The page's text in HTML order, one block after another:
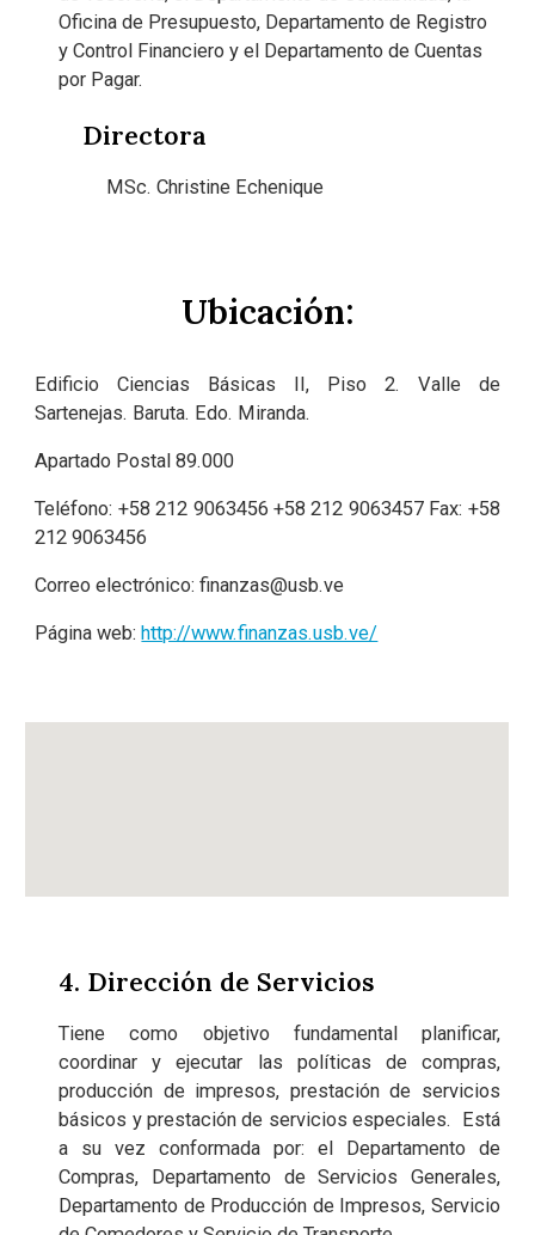
Oficina de Presupuesto, Departamento de Registro
y Control Financiero y el Departamento de Cuentas
por Pagar.
Directora
MSc. Christine Echenique
Ubicación:
Edificio Ciencias Básicas II, Piso 2. Valle de
Sartenejas. Baruta. Edo. Miranda.
Apartado Postal 89.000
Teléfono: +58 212 9063456 +58 212 9063457 Fax: +58
212 9063456
Correo electrónico:finanzas@usb.ve
Página web:http://www.finanzas.usb.ve/
4. Dirección de Servicios
Tiene como objetivo fundamental planificar,
coordinar y ejecutar las políticas de compras,
producción de impresos, prestación de servicios
básicos y prestación de servicios especiales. Está
a su vez conformada por: el Departamento de
Compras, Departamento de Servicios Generales,
Departamento de Producción de Impresos, Servicio